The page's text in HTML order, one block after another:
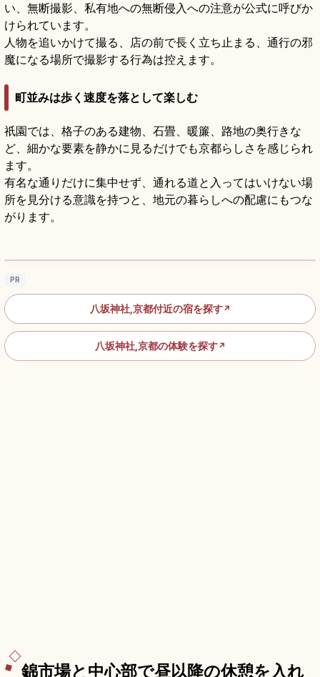
い、無断撮影、私有地への無断侵入への注意が公式に呼びか
けられています。
人物を追いかけて撮る、店の前で長く立ち止まる、通行の邪
魔になる場所で撮影する行為は控えます。
町並みは歩く速度を落として楽しむ
祇園では、格子のある建物、石畳、暖簾、路地の奥行きな
ど、細かな要素を静かに見るだけでも京都らしさを感じられ
ます。
有名な通りだけに集中せず、通れる道と入ってはいけない場
所を見分ける意識を持つと、地元の暮らしへの配慮にもつな
がります。
八坂神社の見どころ｜祇園の国宝本殿と祇園
PR
八坂神社,京都付近の宿を探す↗
八坂神社,京都の体験を探す↗
錦市場と中心部で昼以降の休憩を入れ